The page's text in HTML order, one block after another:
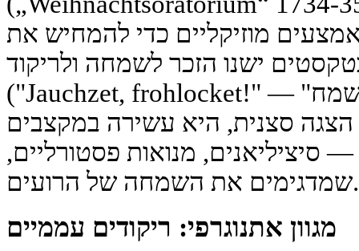
מוזיקליים כדי להמחיש את
ישנו הזכר לשמחה ולריקוד
("Jauchzet, frohlocket!" — "להתרגע, לשמח!"). למרות
סצנית, היא עשירה במקצבים
סיציליאנים, מנואות פסטורליים,
שמדגימים את השמחה של הרועים.
מגוון אתנוגרפי: ריקודים עממיים